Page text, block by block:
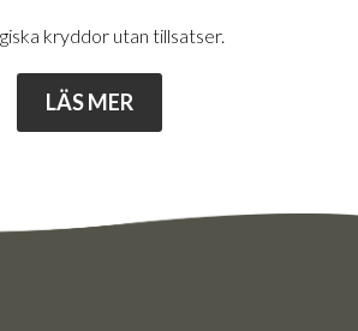
kryddor utan tillsatser.
LÄS MER